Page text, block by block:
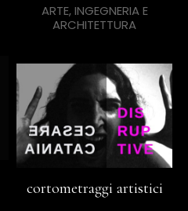
ARTE, INGEGNERIA E
ARCHITETTURA
cortometraggi artistici